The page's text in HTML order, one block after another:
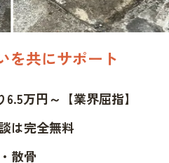
を共にサポート
万円～【業界屈指】
は完全無料
散骨